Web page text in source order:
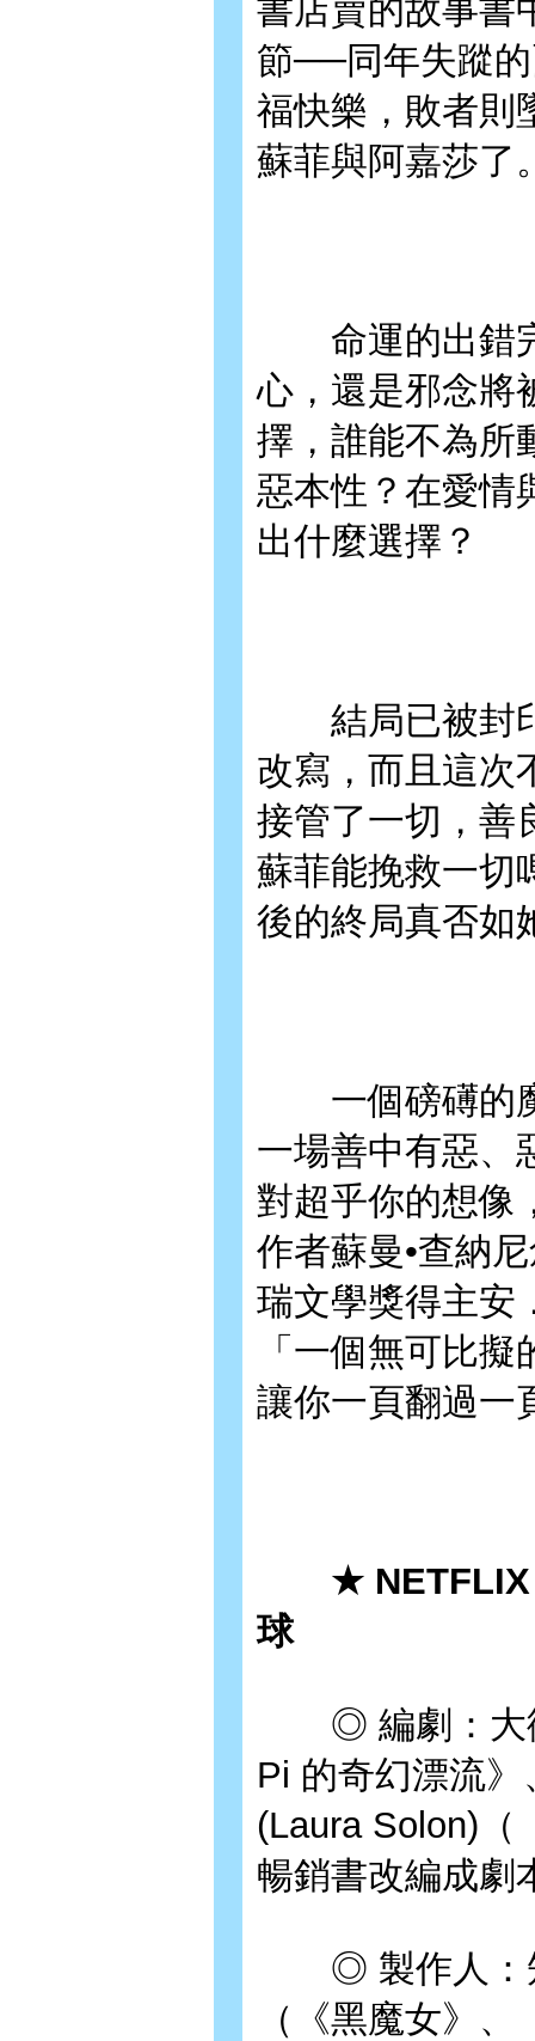
書店賣的故事書
節──同年失蹤
福快樂，敗者則
蘇菲與阿嘉莎了
命運的出錯完
心，還是邪念將
擇，誰能不為所
惡本性？在愛情
出什麼選擇？
結局已被封印
改寫，而且這次
接管了一切，善
蘇菲能挽救一切
後的終局真否
一個磅礡的魔
一場善中有惡、
對超乎你的想像
作者蘇曼•查納
瑞文學獎得主安
「一個無可比
讓你一頁翻過一
★ NETFLIX
球
◎ 編劇：大衛
Pi 的奇幻漂流
(Laura Solon)（
暢銷書改編成劇
◎ 製作人：知
（《黑魔女》